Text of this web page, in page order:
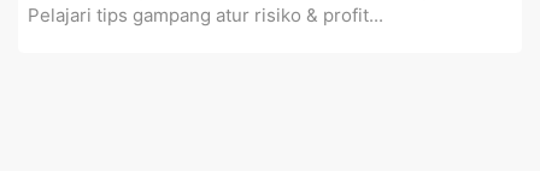
Pelajari tips gampang atur risiko & profit...